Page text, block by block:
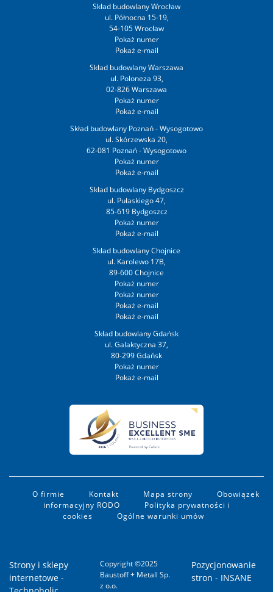
Skład budowlany Wrocław
ul. Północna 15-19,
54-105 Wrocław
Skład budowlany Warszawa
ul. Poloneza 93,
02-826 Warszawa
Skład budowlany Poznań - Wysogotowo
ul. Skórzewska 20,
62-081 Poznań - Wysogotowo
Skład budowlany Bydgoszcz
ul. Pułaskiego 47,
85-619 Bydgoszcz
Skład budowlany Chojnice
ul. Karolewo 17B,
89-600 Chojnice
Skład budowlany Gdańsk
ul. Galaktyczna 37,
80-299 Gdańsk
O firmie Kontakt Mapa strony
Obowiązek
informacyjny RODO
Polityka prywatności i
cookies
Ogólne warunki umów
Strony i sklepy
internetowe -
Copyright ©2025
Baustoff + Metall Sp.
z o.o.
Pozycjonowanie
stron - INSANE